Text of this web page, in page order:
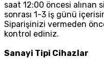
saat 12:00 öncesi alınan
sonrası 1-3 iş günü
Siparişinizi vermeden
kontrol ediniz.
Sanayi Tipi Cihazlar